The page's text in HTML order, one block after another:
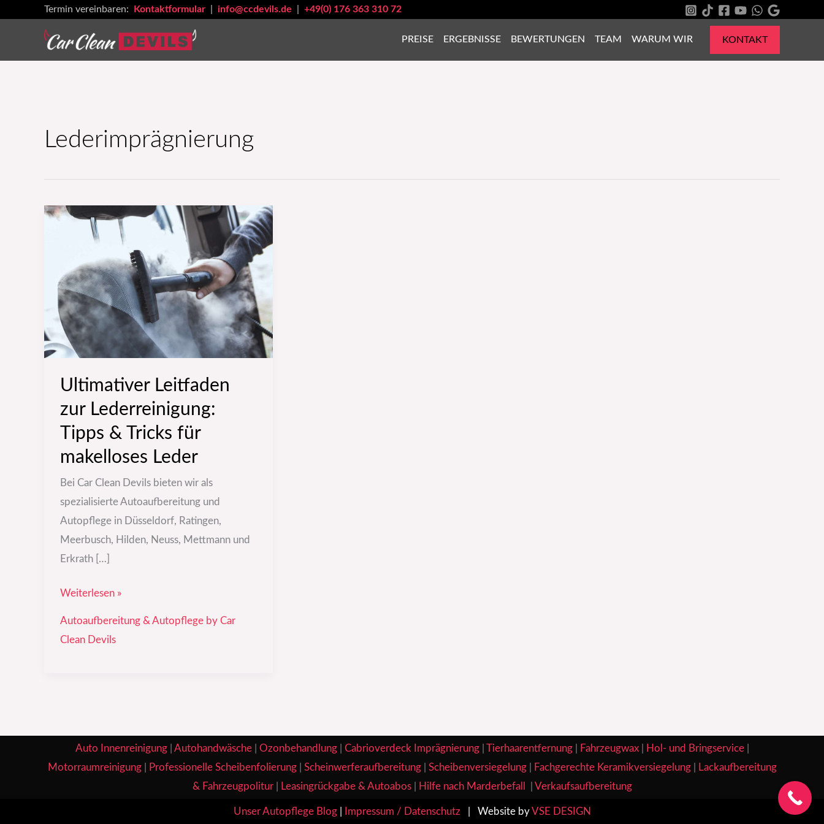
Termin vereinbaren: Kontaktformular info@ccdevils.de +49(0) 176 363 310 72
PREISE ERGEBNISSE BEWERTUNGEN TEAM WARUM WIR KONTAKT
Lederimprägnierung
Ultimativer Leitfaden
zur Lederreinigung:
Tipps & Tricks für
makelloses Leder
Bei Car Clean Devils bieten wir als
spezialisierte Autoaufbereitung und
Autopflege in Düsseldorf, Ratingen,
Meerbusch, Hilden, Neuss, Mettmann und
Erkrath […]
Ultimativer
Leitfaden
Lederreinigung:
Tipps
&
Tricks
für
Leder
Weiterlesen »
Autoaufbereitung & Autopflege by Car
Clean Devils
Auto Innenreinigung| Autohandwäsche| Ozonbehandlung| Cabrioverdeck Imprägnierung| Tierhaarentfernung| Fahrzeugwax| Hol- und Bringservice|
Motorraumreinigung| Professionelle Scheibenfolierung| Scheinwerferaufbereitung| Scheibenversiegelung| Fachgerechte Keramikversiegelung|
Lackaufbereitung
& Fahrzeugpolitur| Leasingrückgabe & Autoabos| Hilfe nach Marderbefall Verkaufsaufbereitung
Unser Autopflege Blog| Impressum / Datenschutz| Website byVSE DESIGN